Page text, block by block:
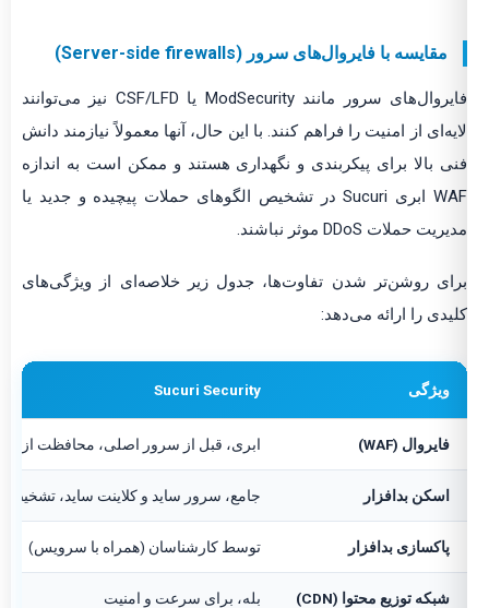
مقایسه با فایروال‌های سرور (Server-side firewalls)
فایروال‌های سرور مانند ModSecurity یا CSF/LFD نیز می‌توانند
لایه‌ای از امنیت را فراهم کنند. با این حال، آنها معمولاً نیازمند دانش
فنی بالا برای پیکربندی و نگهداری هستند و ممکن است به اندازه
WAF ابری Sucuri در تشخیص الگوهای حملات پیچیده و جدید یا
مدیریت حملات DDoS موثر نباشند.
برای روشن‌تر شدن تفاوت‌ها، جدول زیر خلاصه‌ای از ویژگی‌های
کلیدی را ارائه می‌دهد:
ویژگی Sucuri Security
فایروال (WAF) ابری، قبل از سرور اصلی، محافظت از DDoS
اسکن بدافزار جامع، سرور ساید و کلاینت ساید، تشخیص
پاکسازی بدافزار توسط کارشناسان (همراه با سرویس)
شبکه توزیع محتوا (CDN) بله، برای سرعت و امنیت